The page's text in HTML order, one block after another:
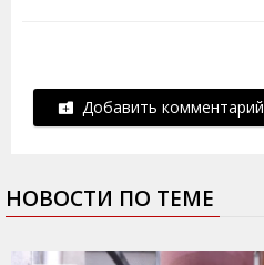
Добавить комментарий
НОВОСТИ ПО ТЕМЕ